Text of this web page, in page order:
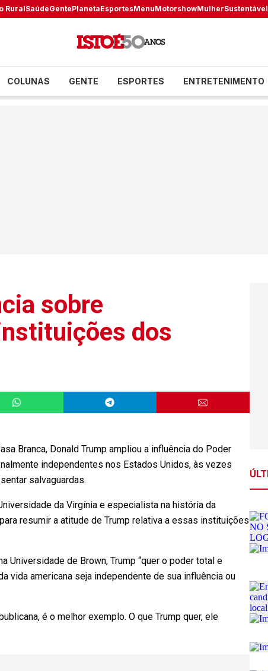
RuralSaúdeGentePlanetaEsportesMenuMotorshowMulherSustentável
COLUNAS GENTE ESPORTES ENTRETENIMENTO
sobre
dos
Branca, Donald Trump ampliou a influência do Poder
independentes nos Estados Unidos, às vezes
salvaguardas.
da Virgínia e especialista na história da
resumir a atitude de Trump relativa a essas instituições
Universidade de Brown, Trump “quer o poder total e
vida americana seja independente de sua influência ou
é o melhor exemplo. O que Trump quer, ele